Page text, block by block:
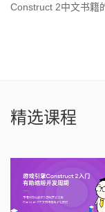
Construct 2中文书籍
精选课程